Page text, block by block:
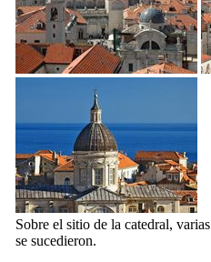
Sobre el sitio de la catedral,
se sucedieron.